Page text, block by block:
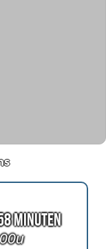
Minuten